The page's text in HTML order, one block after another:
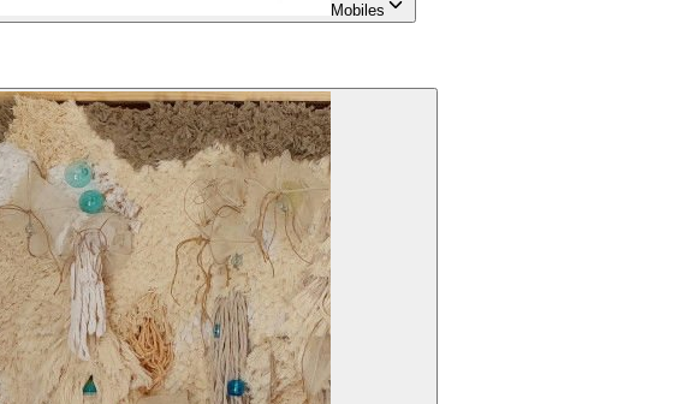
Mobiles